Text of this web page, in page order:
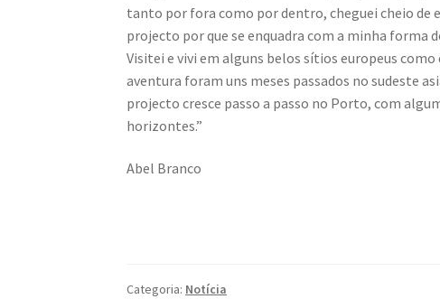
tanto por fora como por dentro, cheguei cheio de
projecto por que se enquadra com a minha forma
Visitei e vivi em alguns belos sítios europeus
aventura foram uns meses passados no sudeste
projecto cresce passo a passo no Porto, com
horizontes.”
Abel Branco
Categoria: Notícia